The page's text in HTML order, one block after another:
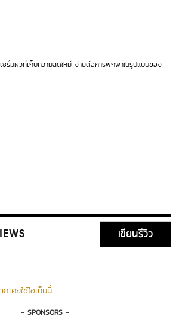
รั่มผิวที่เก็บความสดใหม่ ง่ายต่อการพกพาในรูปแบบของ
เขียนรีวิว
เคยใช้ไอเท็มนี้
- SPONSORS -